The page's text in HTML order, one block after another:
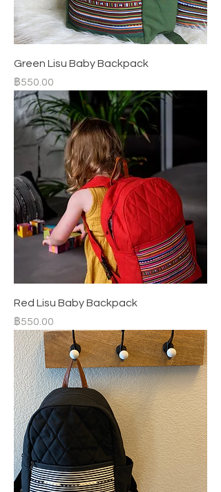
Green Lisu Baby Backpack
ราคา
฿550.00
Red Lisu Baby Backpack
ราคา
฿550.00